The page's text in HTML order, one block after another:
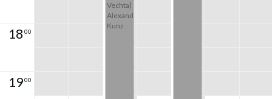
18 00
1900
Vechta)
Alexander
Kunz